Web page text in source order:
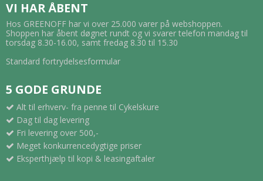
VI HAR ÅBENT
Hos GREENOFF har vi over 25.000 varer på webshoppen.
Shoppen har åbent døgnet rundt og vi svarer telefon mandag til
torsdag 8.30-16.00, samt fredag 8.30 til 15.30
Standard fortrydelsesformular
5 GODE GRUNDE
Alt til erhverv- fra penne til Cykelskure
Dag til dag levering
Fri levering over 500,-
Meget konkurrencedygtige priser
Eksperthjælp til kopi & leasingaftaler